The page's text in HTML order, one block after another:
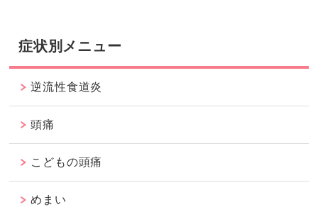
症状別メニュー
逆流性食道炎
頭痛
こどもの頭痛
めまい